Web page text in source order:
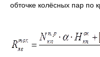
обточке колёсных пар по